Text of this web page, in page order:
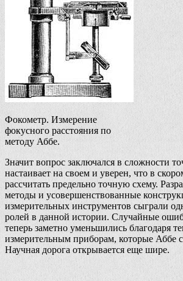
Фокометр. Измерение
фокусного расстояния по
методу Аббе.
Значит вопрос заключался в сложности
настаивает на своем и уверен, что в
рассчитать предельно точную схему.
методы и усовершенствованные
измерительных инструментов сыграли
ролей в данной истории. Случайные
теперь заметно уменьшились благодаря
измерительным приборам, которые Аббе
Научная дорога открывается еще шире.